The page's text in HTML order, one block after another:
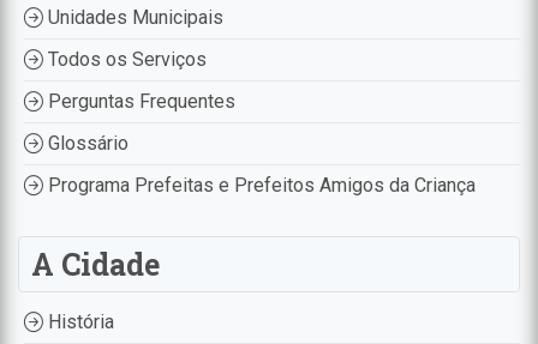
Unidades Municipais
Todos os Serviços
Perguntas Frequentes
Glossário
Programa Prefeitas e Prefeitos Amigos da Criança
A Cidade
História